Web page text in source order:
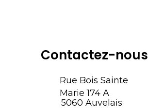
Contactez-nous
Rue Bois Sainte
Marie 174 A
5060 Auvelais